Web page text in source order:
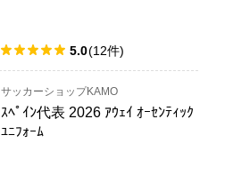
5.0(12件)
サッカーショップKAMO
ｽﾍﾟｲﾝ代表 2026 ｱｳｪｲ ｵｰｾﾝﾃｨｯｸ
ﾕﾆﾌｫｰﾑ